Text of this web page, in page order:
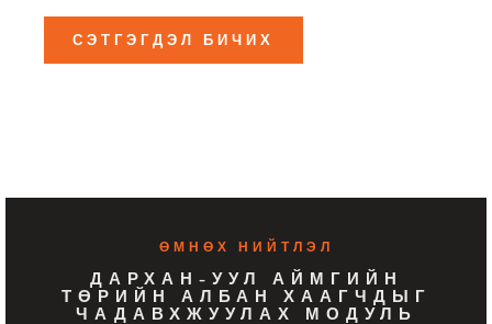
ӨМНӨХ НИЙТЛЭЛ
ДАРХАН-УУЛ АЙМГИЙН
ТӨРИЙН АЛБАН ХААГЧДЫГ
ЧАДАВХЖУУЛАХ МОДУЛЬ